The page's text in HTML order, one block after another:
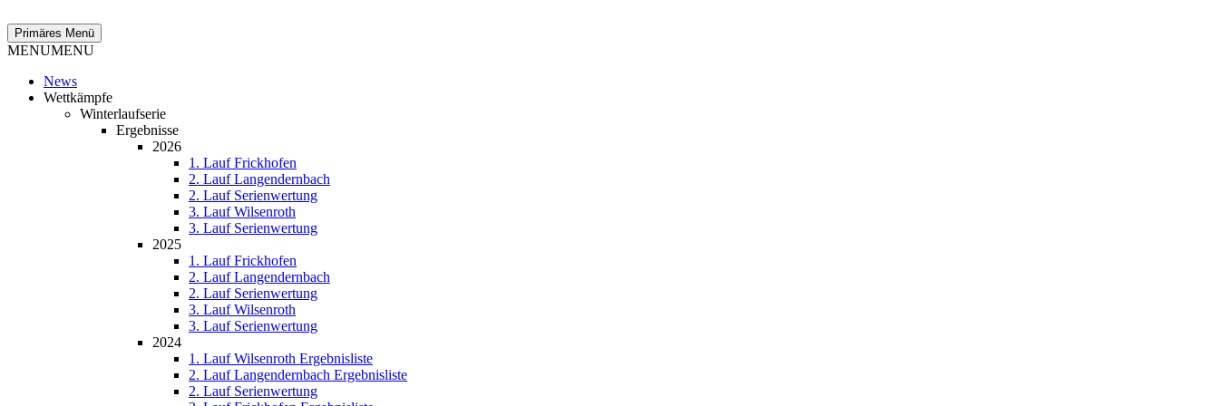
Inhalt
springen
Suchen
Primäres Menü
MENUMENU
News
Wettkämpfe
Winterlaufserie
Ergebnisse
2026
1. Lauf Frickhofen
2. Lauf Langendernbach
2. Lauf Serienwertung
3. Lauf Wilsenroth
3. Lauf Serienwertung
2025
1. Lauf Frickhofen
2. Lauf Langendernbach
2. Lauf Serienwertung
3. Lauf Wilsenroth
3. Lauf Serienwertung
2024
1. Lauf Wilsenroth Ergebnisliste
2. Lauf Langendernbach Ergebnisliste
2. Lauf Serienwertung